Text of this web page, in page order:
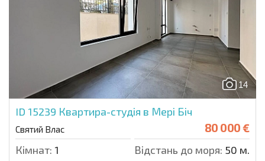
14
ID 15239 Квартира-студія в Мері Біч
Святий Влас 80 000 €
Кімнат: 1 Відстань до моря: 50 м.